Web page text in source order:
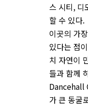
스 시티, 디
할 수 있다.
이곳의 가
있다는 점
치 자연이
들과 함께
Dancehall
가 큰 동굴